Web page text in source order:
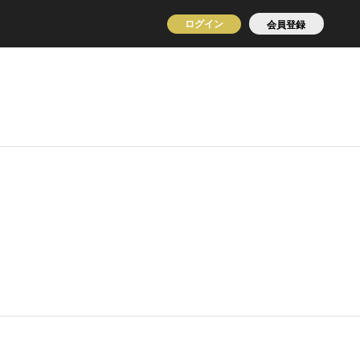
ログイン 会員登録